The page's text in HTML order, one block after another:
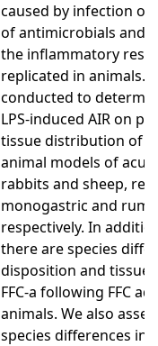
caused by infection
of antimicrobials and
the inflammatory
replicated in animals.
conducted to
LPS-induced AIR on
tissue distribution of
animal models of
rabbits and sheep,
monogastric and
respectively. In
there are species
disposition and tissue
FFC-a following FFC
animals. We also
species differences in